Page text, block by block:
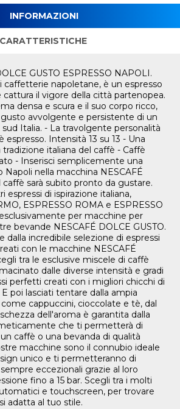
INFORMAZIONI
CARATTERISTICHE
GUSTO ESPRESSO NAPOLI.
caffetterie napoletane, è un espresso
il vigore della città partenopea.
densa e scura e il suo corpo ricco,
gusto avvolgente e persistente di un
sud Italia. - La travolgente personalità
espresso. Intensità 13 su 13 - Una
tradizione italiana del caffè - Caffè
- Inserisci semplicemente una
Napoli nella macchina NESCAFÉ
caffè sarà subito pronto da gustare.
espressi di ispirazione italiana,
ESPRESSO ROMA e ESPRESSO
per macchine per
bevande NESCAFÉ DOLCE GUSTO.
dalla incredibile selezione di espressi
con le macchine NESCAFÉ
tra le esclusive miscele di caffè
dalle diverse intensità e gradi
perfetti creati con i migliori chicchi di
poi lasciati tentare dalla ampia
cappuccini, cioccolate e tè, dal
dell'aroma è garantita dalla
che ti permetterà di
caffè o una bevanda di qualità
macchine sono il connubio ideale
unico e ti permetteranno di
eccezionali grazie al loro
fino a 15 bar. Scegli tra i molti
e touchscreen, per trovare
adatta al tuo stile.